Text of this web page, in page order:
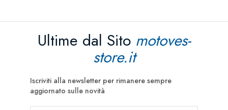
Ultime dal Sito motoves-
store.it
Iscriviti alla newsletter per rimanere sempre
aggiornato sulle novità